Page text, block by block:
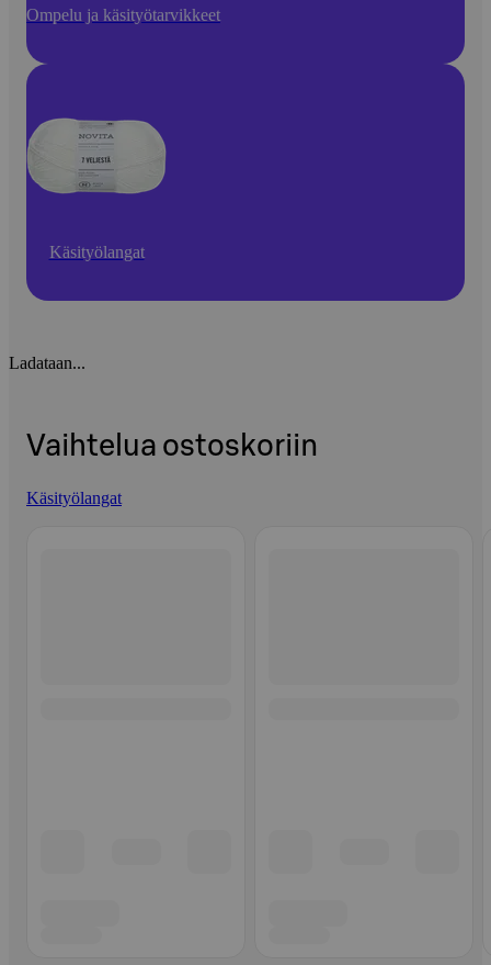
Ompelu ja käsityötarvikkeet
Käsityölangat
Ladataan...
Vaihtelua ostoskoriin
Käsityölangat